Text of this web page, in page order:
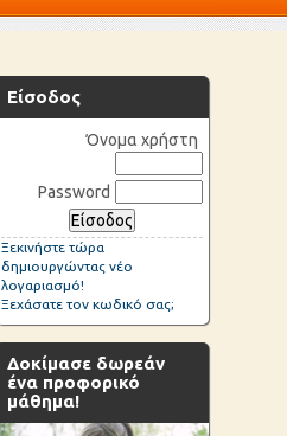
Είσοδος
Όνομα χρήστη
Password
Ξεκινήστε τώρα
δημιουργώντας νέο
λογαριασμό!
Ξεχάσατε τον κωδικό σας;
Δοκίμασε δωρεάν
ένα προφορικό
μάθημα!